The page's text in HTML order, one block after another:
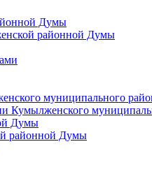
Думы
районной Думы
муниципального
Кумылженского
Думы
районной Думы